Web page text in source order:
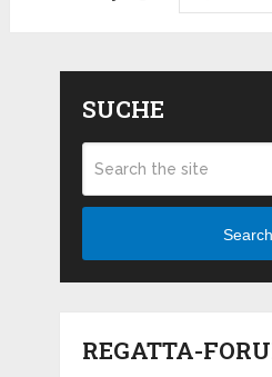
SUCHE
Search
REGATTA-